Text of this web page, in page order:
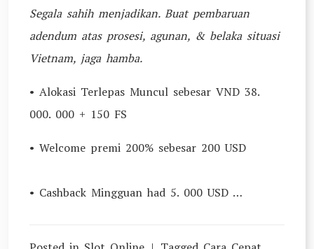
Segala sahih menjadikan. Buat pembaruan
adendum atas prosesi, agunan, & belaka situasi
Vietnam, jaga hamba.
• Alokasi Terlepas Muncul sebesar VND 38.
000. 000 + 150 FS
• Welcome premi 200% sebesar 200 USD
• Cashback Mingguan had 5. 000 USD …